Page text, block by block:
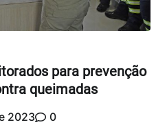
para prevenção
queimadas
2023 0